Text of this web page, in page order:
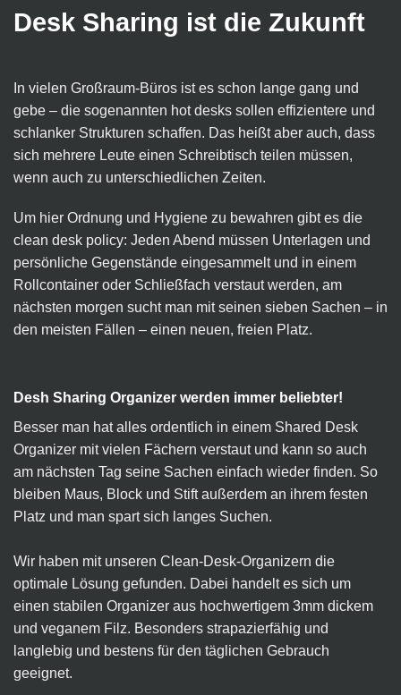
Desk Sharing ist die Zukunft
In vielen Großraum-Büros ist es schon lange gang und
gebe – die sogenannten hot desks sollen effizientere und
schlanker Strukturen schaffen. Das heißt aber auch, dass
sich mehrere Leute einen Schreibtisch teilen müssen,
wenn auch zu unterschiedlichen Zeiten.
Um hier Ordnung und Hygiene zu bewahren gibt es die
clean desk policy: Jeden Abend müssen Unterlagen und
persönliche Gegenstände eingesammelt und in einem
Rollcontainer oder Schließfach verstaut werden, am
nächsten morgen sucht man mit seinen sieben Sachen – in
den meisten Fällen – einen neuen, freien Platz.
Desh Sharing Organizer werden immer beliebter!
Besser man hat alles ordentlich in einem Shared Desk
Organizer mit vielen Fächern verstaut und kann so auch
am nächsten Tag seine Sachen einfach wieder finden. So
bleiben Maus, Block und Stift außerdem an ihrem festen
Platz und man spart sich langes Suchen.
Wir haben mit unseren Clean-Desk-Organizern die
optimale Lösung gefunden. Dabei handelt es sich um
einen stabilen Organizer aus hochwertigem 3mm dickem
und veganem Filz. Besonders strapazierfähig und
langlebig und bestens für den täglichen Gebrauch
geeignet.